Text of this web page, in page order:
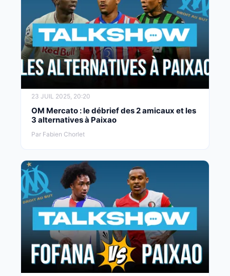
23 JUIL 2025, 20:20
OM Mercato : le débrief des 2 amicaux et les
3 alternatives à Paixao
Par Fabien Chorlet